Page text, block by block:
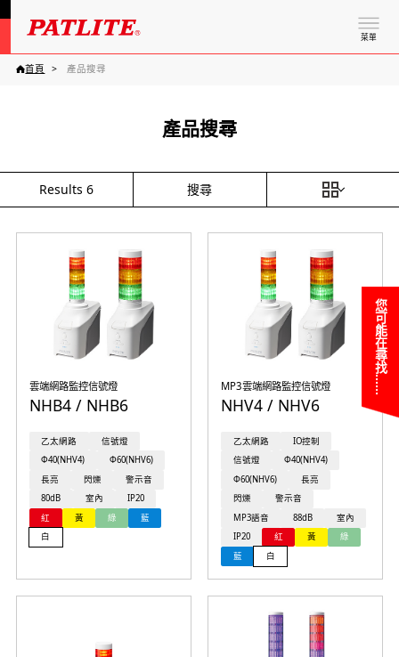
菜單
您可能在尋找……
首頁 產品搜尋
產品搜尋
Results6 搜尋
雲端網路監控信號燈
NHB4 / NHB6
乙太網路
信號燈
Φ40(NHV4)
Φ60(NHV6)
長亮
閃爍
警示音
80dB
室內
IP20
紅
黃 綠
藍
白
MP3雲端網路監控信號燈
NHV4 / NHV6
乙太網路
IO控制
信號燈
Φ40(NHV4)
Φ60(NHV6)
長亮
閃爍
警示音
MP3語音
88dB
室內
IP20
紅 黃
綠
藍
白